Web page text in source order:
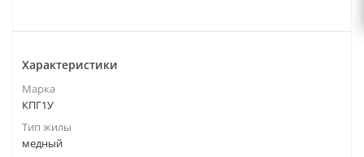
Характеристики
Марка
КПГ1У
Тип жилы
медный